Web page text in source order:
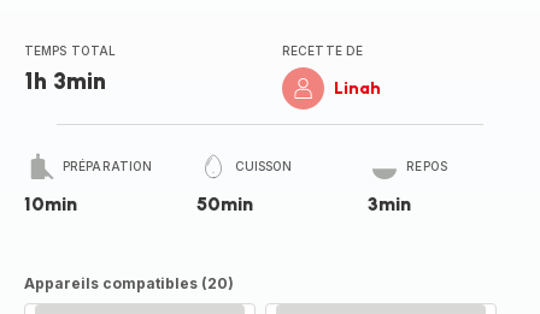
TEMPS TOTAL
1h 3min
RECETTE DE
Linah
PRÉPARATION
10min
CUISSON
50min
REPOS
3min
Appareils compatibles (20)